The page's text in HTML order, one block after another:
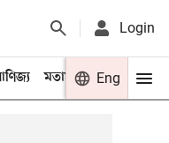
Login
মতামত খেলা
Eng